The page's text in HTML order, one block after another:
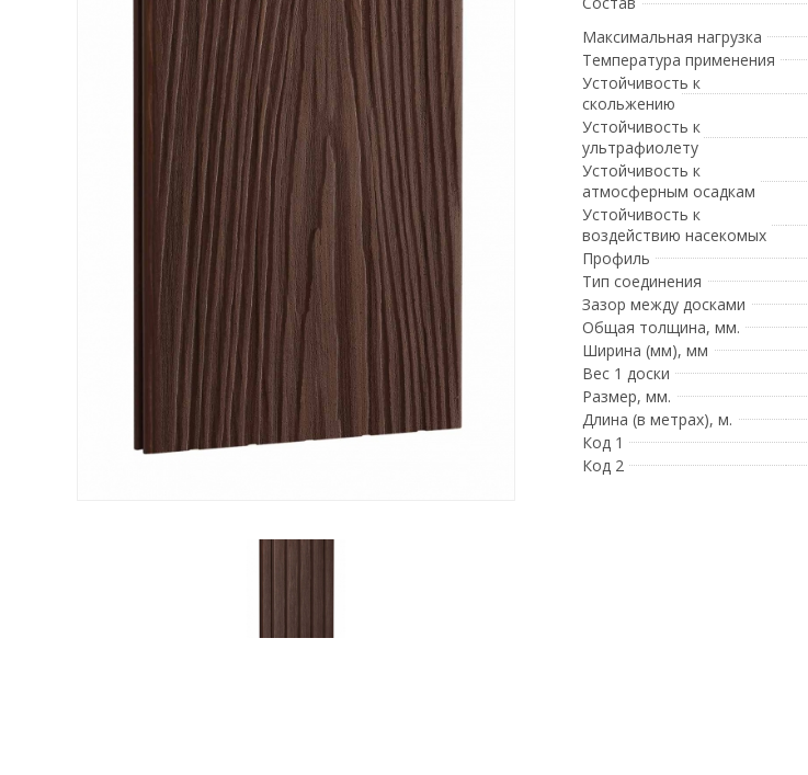
Максимальная нагрузка
Температура применения
Устойчивость к
скольжению
Устойчивость к
ультрафиолету
Устойчивость к
атмосферным осадкам
Устойчивость к
воздействию насекомых
Профиль
Тип соединения
Зазор между досками
Общая толщина, мм.
Ширина (мм), мм
Вес 1 доски
Размер, мм.
Длина (в метрах), м.
Код 1
Код 2